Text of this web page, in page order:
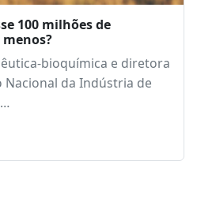
100 milhões de
bioquímica e diretora
Nacional da Indústria de